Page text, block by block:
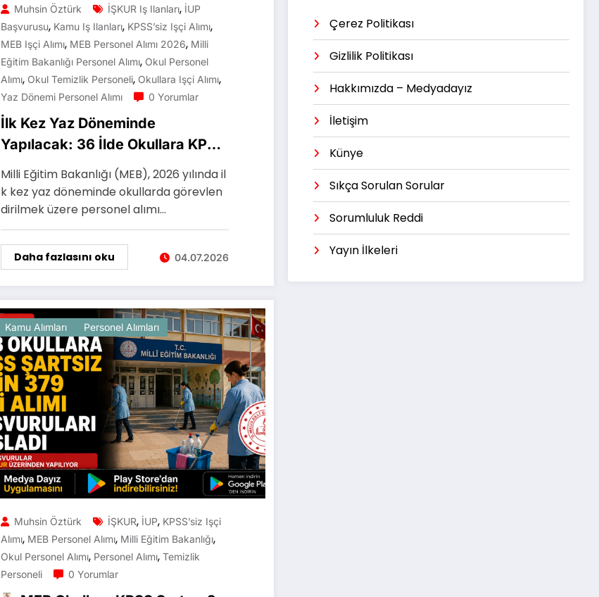
Muhsin Öztürk İŞKUR Iş Ilanları, İUP
Başvurusu, Kamu Iş Ilanları, KPSS’siz Işçi Alımı,
MEB Işçi Alımı, MEB Personel Alımı 2026, Milli
Eğitim Bakanlığı Personel Alımı, Okul Personel
Alımı, Okul Temizlik Personeli, Okullara Işçi Alımı,
Yaz Dönemi Personel Alımı 0 Yorumlar
İlk Kez Yaz Döneminde
Yapılacak: 36 İlde Okullara KPSS
Şartsız 5 Bin İşçi Alımı Başladı
Milli Eğitim Bakanlığı (MEB), 2026 yılında il
k kez yaz döneminde okullarda görevlen
dirilmek üzere personel alımı…
Daha fazlasını oku 04.07.2026
Kamu Alımları Personel Alımları
Muhsin Öztürk İŞKUR, İUP, KPSS’siz Işçi
Alımı, MEB Personel Alımı, Milli Eğitim Bakanlığı,
Okul Personel Alımı, Personel Alımı, Temizlik
Personeli
0 Yorumlar
Çerez Politikası
Gizlilik Politikası
Hakkımızda – Medyadayız
İletişim
Künye
Sıkça Sorulan Sorular
Sorumluluk Reddi
Yayın İlkeleri